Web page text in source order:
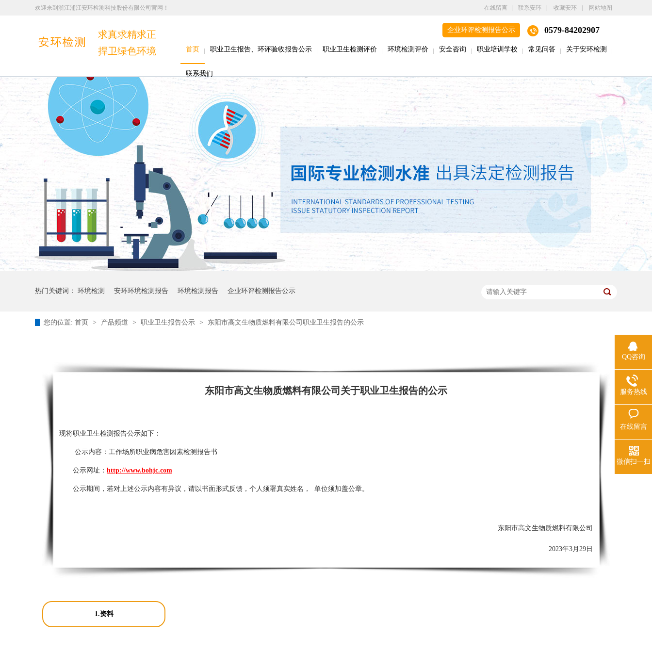
在线留言 联系安环 收藏安环 网站地图
欢迎来到浙江浦江安环检测科技股份有限公司官网！
求真求精求正
捍卫绿色环境
企业环评检测报告公示 0579-84202907
首页 职业卫生报告、环评验收报告公示 职业卫生检测评价 环境检测评价 安全咨询 职业培训学校 常见问答 关于安环检测
联系我们
热门关键词： 环境检测 安环环境检测报告 环境检测报告 企业环评检测报告公示
您的位置: 首页 > 产品频道 > 职业卫生报告公示 > 东阳市高文生物质燃料有限公司职业卫生报告的公示
东阳市高文生物质燃料有限公司关于职业卫生报告的公示
现将职业卫生检测报告公示如下：
公示内容： 工作场所职业病危害因素检测报告书
公示网址： http://www.bohjc.com
公示期间，若对上述公示内容有异议，请以书面形式反馈，个人须署真实姓名， 单位须加盖公章。
东阳市高文生物质燃料有限公司
2023年3月29 日
1.资料
QQ咨询
服务热线
在线留言
微信扫一扫